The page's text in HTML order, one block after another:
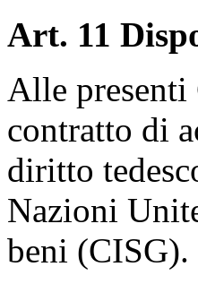
Art. 11
Alle
contratto di
diritto
Nazioni
beni (CISG).